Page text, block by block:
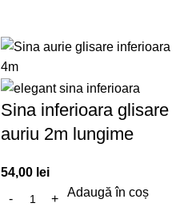
Sina inferioara glisare
auriu 2m lungime
54,00 lei
Adaugă în coș